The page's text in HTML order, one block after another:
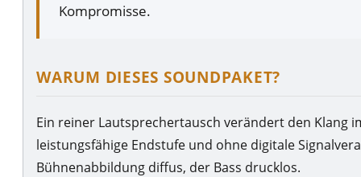
Kompromisse.
WARUM DIESES SOUNDPAKET?
Ein reiner Lautsprechertausch verändert den Klang
leistungsfähige Endstufe und ohne digitale
Bühnenabbildung diffus, der Bass drucklos.